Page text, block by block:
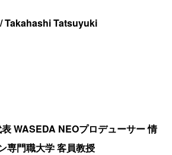
Tatsuyuki
WASEDA NEOプロデューサー 情
専門職大学 客員教授